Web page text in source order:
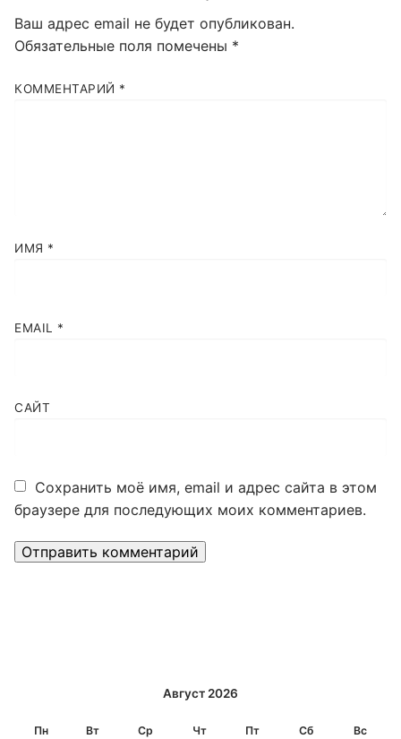
Ваш адрес email не будет опубликован.
Обязательные поля помечены *
КОММЕНТАРИЙ *
ИМЯ *
EMAIL *
САЙТ
Сохранить моё имя, email и адрес сайта в этом
браузере для последующих моих комментариев.
Август 2026
Пн Вт Ср Чт Пт Сб
Вс